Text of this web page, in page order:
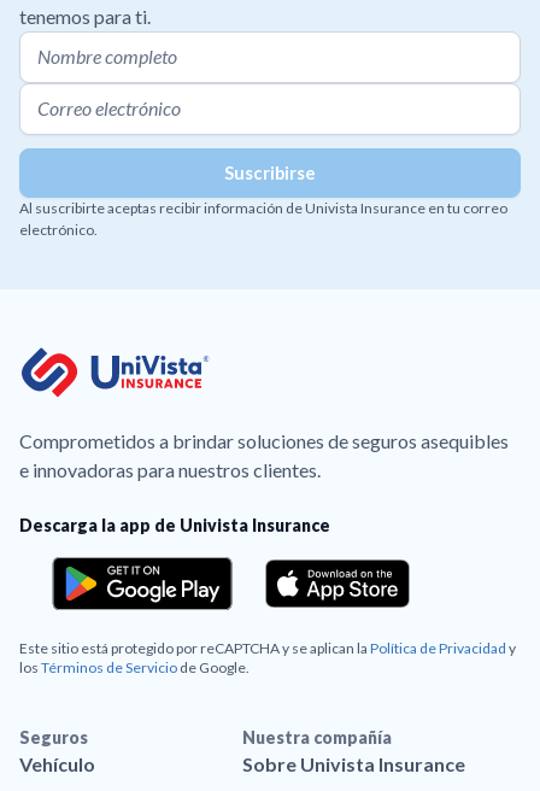
tenemos para ti.
Al suscribirte aceptas recibir información de Univista Insurance en tu correo
electrónico.
Comprometidos a brindar soluciones de seguros asequibles
e innovadoras para nuestros clientes.
Descarga la app de Univista Insurance
Este sitio está protegido por reCAPTCHA y se aplican la Política de Privacidad y
los Términos de Servicio de Google.
Seguros
Vehículo
Nuestra compañía
Sobre Univista Insurance